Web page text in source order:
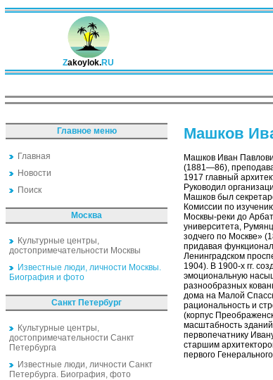
Zakoylok.RU
Главное меню
Главная
Новости
Поиск
Москва
Культурные центры,
достопримечательности Москвы
Известные люди, личности Москвы.
Биография и фото
Санкт Петербург
Культурные центры,
достопримечательности Санкт
Петербурга
Известные люди, личности Санкт
Петербурга. Биография, фото
Машков
Машков Иван
(1881—86),
1917 главный
Руководил
Машков был
Комиссии по
Москвы-реки до
университета,
зодчего по Москве»
придавая
Ленинградском
1904). В 1900-х гг.
эмоциональную
разнообразных
дома на Малой
рациональность и
(корпус
масштабность
первопечатнику
старшим
первого